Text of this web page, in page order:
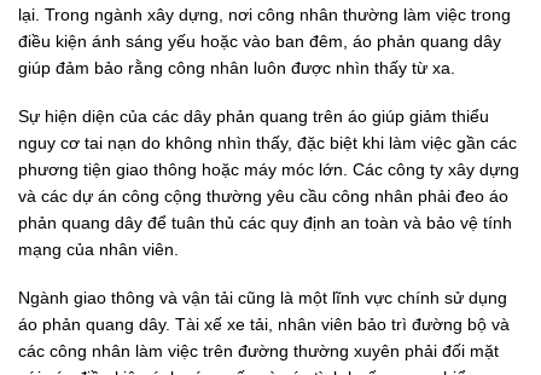
lại. Trong ngành xây dựng, nơi công nhân thường làm việc trong
điều kiện ánh sáng yếu hoặc vào ban đêm, áo phản quang dây
giúp đảm bảo rằng công nhân luôn được nhìn thấy từ xa.
Sự hiện diện của các dây phản quang trên áo giúp giảm thiểu
nguy cơ tai nạn do không nhìn thấy, đặc biệt khi làm việc gần các
phương tiện giao thông hoặc máy móc lớn. Các công ty xây dựng
và các dự án công cộng thường yêu cầu công nhân phải đeo áo
phản quang dây để tuân thủ các quy định an toàn và bảo vệ tính
mạng của nhân viên.
Ngành giao thông và vận tải cũng là một lĩnh vực chính sử dụng
áo phản quang dây. Tài xế xe tải, nhân viên bảo trì đường bộ và
các công nhân làm việc trên đường thường xuyên phải đối mặt